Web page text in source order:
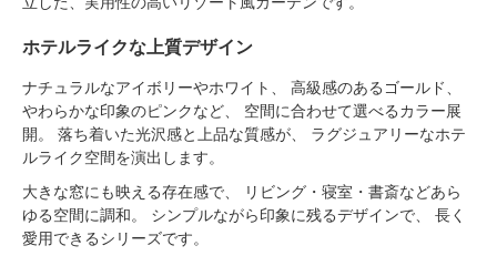
ホテルライクな上質デザイン
ナチュラルなアイボリーやホワイト、 高級感のあるゴールド、
やわらかな印象のピンクなど、 空間に合わせて選べるカラー展
開。 落ち着いた光沢感と上品な質感が、 ラグジュアリーなホテ
ルライク空間を演出します。
大きな窓にも映える存在感で、 リビング・寝室・書斎などあら
ゆる空間に調和。 シンプルながら印象に残るデザインで、 長く
愛用できるシリーズです。